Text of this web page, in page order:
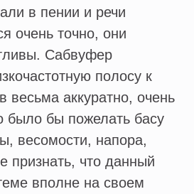
в пении и речи
очень точно, они
Сабвуфер
полосу к
весьма аккуратно, очень
было бы пожелать басу
весомости, напора,
признать, что данный
вполне на своем